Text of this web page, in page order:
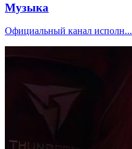
Музыка
Официальный канал исполн...